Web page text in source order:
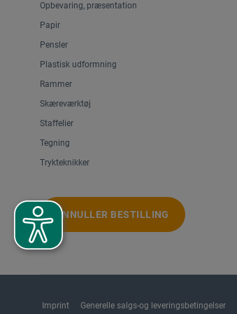
Opbevaring, præsentation
Papir
Pensler
Plastisk udformning
Rammer
Skæreværktøj
Staffelier
Tegning
Trykteknikker
ANNULLER BESTILLING
Imprint Generelle salgs-og leveringsbetingelser